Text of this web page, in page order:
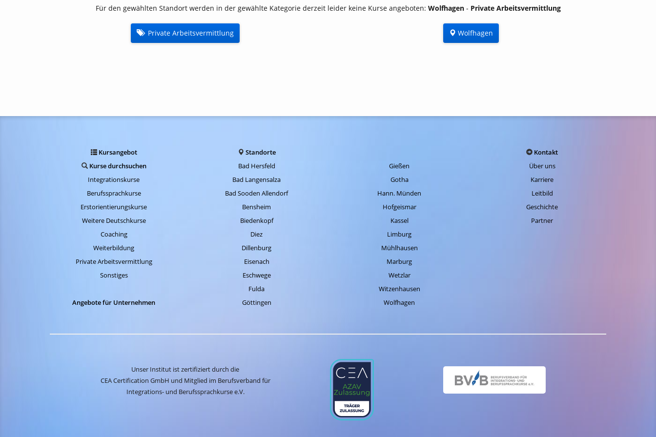
Integrationskurse
Berufssprachkurse
Bad Hersfeld
Bad Langensalza
Bad Sooden Allendorf
Wolfhagen
Für den gewählten Standort werden in der gewählte Kategorie derzeit leider keine Kurse angeboten: Wolfhagen- Private Arbeitsvermittlung
Private Arbeitsvermittlung Wolfhagen
Kursangebot
Kurse durchsuchen
Integrationskurse
Berufssprachkurse
Erstorientierungskurse
Weitere Deutschkurse
Coaching
Weiterbildung
Private Arbeitsvermittlung
Sonstiges
Angebote für Unternehmen
Standorte
Bad Hersfeld
Bad Langensalza
Bad Sooden Allendorf
Bensheim
Biedenkopf
Diez
Dillenburg
Eisenach
Eschwege
Fulda
Göttingen
Gießen
Gotha
Hann. Münden
Hofgeismar
Kassel
Limburg
Mühlhausen
Marburg
Wetzlar
Witzenhausen
Wolfhagen
Kontakt
Über uns
Karriere
Leitbild
Geschichte
Partner
Unser Institut ist zertifiziert durch die
CEA Certification GmbH und Mitglied im Berufsverband für
Integrations- und Berufssprachkurse e.V.